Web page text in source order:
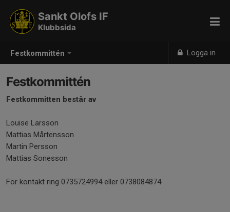
Festkommittén Logga in
Sankt Olofs IF
Klubbsida
Festkommittén
Festkommitten består av
Louise Larsson
Mattias Mårtensson
Martin Persson
Mattias Sonesson
För kontakt ring 0735724994 eller 0738084874